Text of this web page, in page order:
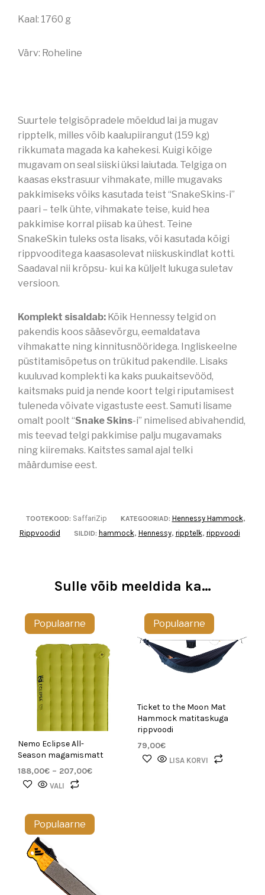
D
I
P
P
O
O
D
L
E
Kaal: 1760 g
Värv: Roheline
Suurtele telgisõpradele mõeldud lai ja mugav
ripptelk, milles võib kaalupiirangut (159 kg)
rikkumata magada ka kahekesi. Kuigi kõige
mugavam on seal siiski üksi laiutada. Telgiga on
kaasas ekstrasuur vihmakate, mille mugavaks
pakkimiseks võiks kasutada teist “SnakeSkins-i”
paari – telk ühte, vihmakate teise, kuid hea
pakkimise korral piisab ka ühest. Teine
SnakeSkin tuleks osta lisaks, või kasutada kõigi
rippvooditega kaasasolevat niiskuskindlat kotti.
Saadaval nii krõpsu- kui ka küljelt lukuga suletav
versioon.
Komplekt sisaldab: Kõik Hennessy telgid on
pakendis koos sääsevõrgu, eemaldatava
vihmakatte ning kinnitusnööridega. Ingliskeelne
püstitamisõpetus on trükitud pakendile. Lisaks
kuuluvad komplekti ka kaks puukaitsevööd,
kaitsmaks puid ja nende koort telgi riputamisest
tuleneda võivate vigastuste eest. Samuti lisame
omalt poolt “Snake Skins-i” nimelised abivahendid,
mis teevad telgi pakkimise palju mugavamaks
ning kiiremaks. Kaitstes samal ajal telki
määrdumise eest.
TOOTEKOOD: SaffariZip KATEGOORIAD: Hennessy Hammock,
Rippvoodid SILDID: hammock, Hennessy, ripptelk, rippvoodi
Sulle võib meeldida ka…
Populaarne
Nemo Eclipse All-
Season magamismatt
188,00€ – 207,00€Hinnavahemik:
VALI
mitu
varianti.
tootelehel.
Populaarne
Ticket to the Moon Mat
Hammock matitaskuga
rippvoodi
79,00€
LISA KORVI
Populaarne